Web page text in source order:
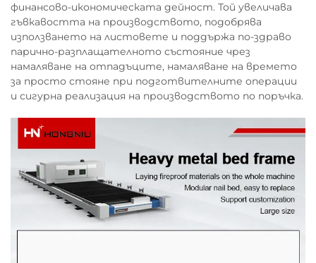
финансово-икономическата дейност. Той увеличава
гъвкавостта на производството, подобрява
използването на листовете и поддържа по-здраво
парично-разплащателното състояние чрез
намаляване на отпадъците, намаляване на времето
за просто стояне при подготвителните операции
и сигурна реализация на производството по поръчка.